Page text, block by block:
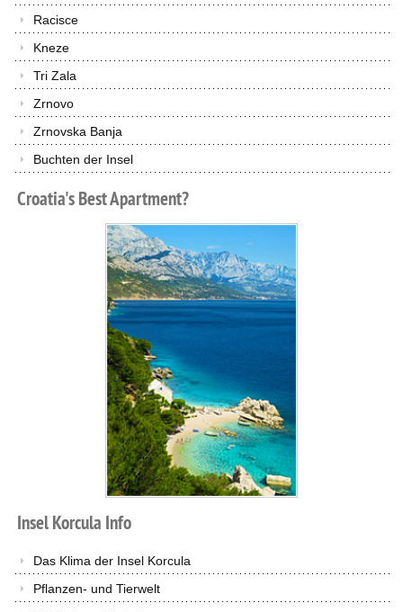
Racisce
Kneze
Tri Zala
Zrnovo
Zrnovska Banja
Buchten der Insel
Croatia'sBestApartment?
InselKorcula Info
Das Klima der Insel Korcula
Pflanzen- und Tierwelt